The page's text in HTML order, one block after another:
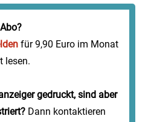
Kirschtorte nicht
für 9,90 Euro im Monat
lesen.
gedruckt, sind aber
Dann kontaktieren